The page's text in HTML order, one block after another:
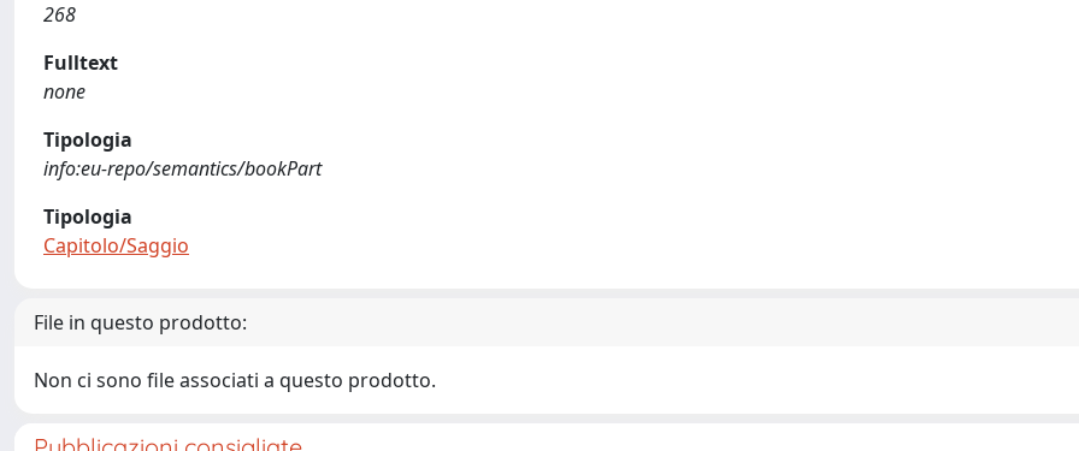
268
Fulltext
none
Tipologia
info:eu-repo/semantics/bookPart
Tipologia
Capitolo/Saggio
File in questo prodotto:
Non ci sono file associati a questo prodotto.